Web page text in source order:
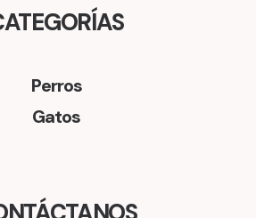
Perros
Gatos